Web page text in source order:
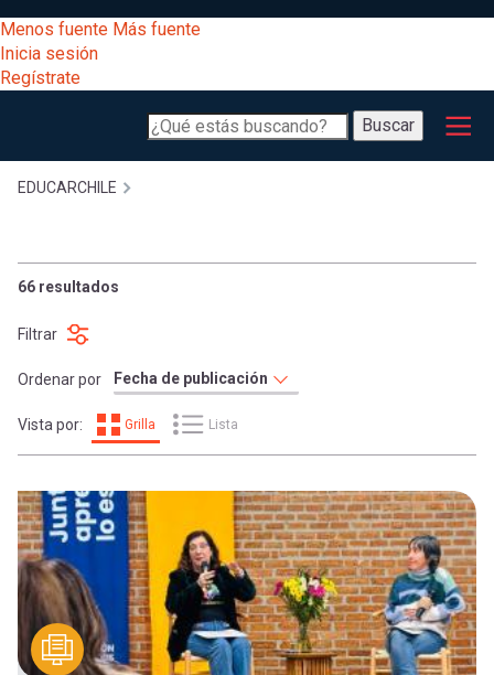
al
contenido
principal
[Educarchile
Escritorio]
Menú
entrar
a
mi
cuenta
Menos fuente Más fuente
Inicia sesión
Regístrate
Buscar
Buscar
Menú
principal
Desarrollo
Expand
Gestión
Expand
Comunidad
Exploración
Expand
[Educarchile
Mobile]
Menú
Inicia
Sobrescribir
enlaces
de
ayuda
a
la
navegación
EDUCARCHILE
66 resultados
Filtrar
Ordenar por
Vista por: Grilla Lista